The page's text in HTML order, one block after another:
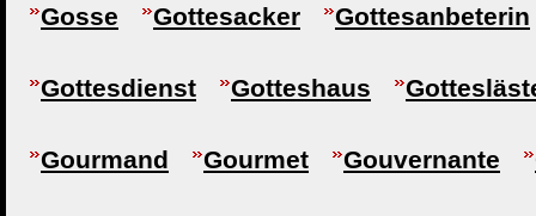
Gosse Gottesacker Gottesanbeterin
Gottesdienst Gotteshaus
Gourmand Gourmet Gouvernante